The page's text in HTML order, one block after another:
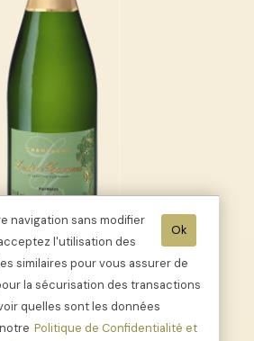
Champagne
PurMalys
Ok
navigation sans modifier
l'utilisation des
similaires pour vous assurer de
la sécurisation des transactions
quelles sont les données
Politique de Confidentialité et